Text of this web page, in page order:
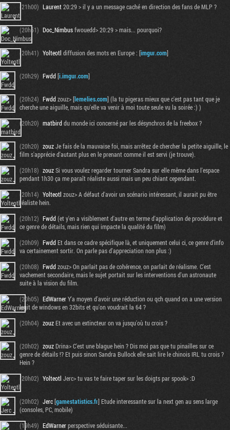
(21h00) Laurent20:29 > il y a un message caché en direction des fans de MLP ?
(20h51) Doc_Nimbusfwouedd> 20:29 > mais... pourquoi?
(20h41) Yolteotl diffusion des mots en Europe : [imgur.com]
(20h29) Fwdd[i.imgur.com]
(20h24) Fwddzouz> [lemelies.com] (la tu pigeras mieux que c'est pas tant que je
cherche une aiguille, mais qu'elle va venir à moi toute seule vu la soirée :) )
(20h20) matbirddu monde ici concerné par les désynchros de la freebox ?
(20h20) zouzJe fais de la mauvaise foi, mais arrêtez de chercher la petite aiguille, le
film s'apprécie d'autant plus en le prenant comme il est servi (je trouve).
(20h18) zouzSi vous voulez regarder tourner Sandra sur elle même dans l'espace
pendant 1h30 ça me paraît réaliste aussi mais un peu chiant cependant.
(20h14) Yolteotl zouz> A défaut d'avoir un scénario intéressant, il aurait pu être
réaliste hein.
(20h12) Fwdd(et y'en a visiblement d'autre en terme d'application de procédure et
ce genre de détails, mais rien qui impacte la qualité du film)
(20h09) FwddEt dans ce cadre spécifique là, et uniquement celui ci, ce genre d'info
va certainement sortir. On parle pas d'appreciation non plus :)
(20h08) Fwddzouz> On parlait pas de cohérence, on parlait de réalisme. C'est
vachement secondaire, mais le sujet portait sur les interventions d'un astronaute
suite à la vision du film.
(20h05) EdWarnerY'a moyen d'avoir une réduction ou qch quand on a une version
legit de windows en 32bits et qu'on voudrait la 64 ?
(20h04) zouzEt avec un extincteur on va jusqu'où tu crois ?
(20h02) zouzDrina> C'est une blague hein ? Dis moi pas que tu pinailles sur ce
genre de détails !? Et puis sinon Sandra Bullock elle sait lire le chinois IRL tu crois ?
Hein ?
(20h02) Yolteotl Jerc> tu vas te faire taper sur les doigts par spook> :D
(20h02) Jerc[gamestatistics.fr] Etude interessante sur la next gen au sens large
(consoles, PC, mobile)
(19h49) EdWarnerperspective séduisante...